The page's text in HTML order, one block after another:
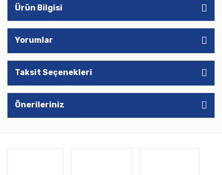
Ürün Bilgisi
Yorumlar
Taksit Seçenekleri
Önerileriniz